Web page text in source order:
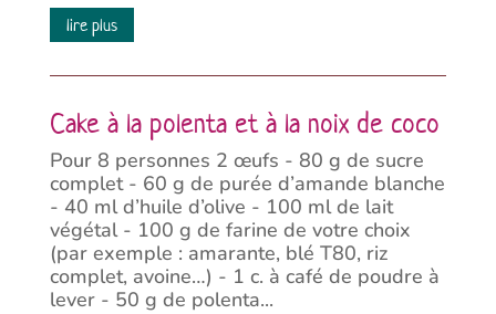
lire plus
Cake à la polenta et à la noix de coco
Pour 8 personnes 2 œufs - 80 g de sucre
complet - 60 g de purée d’amande blanche
- 40 ml d’huile d’olive - 100 ml de lait
végétal - 100 g de farine de votre choix
(par exemple : amarante, blé T80, riz
complet, avoine…) - 1 c. à café de poudre à
lever - 50 g de polenta...